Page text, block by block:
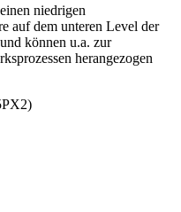
niedrigen
auf dem unteren Level der
können u.a. zur
herangezogen